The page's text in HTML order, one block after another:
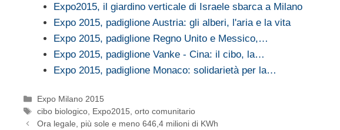
Expo2015, il giardino verticale di Israele sbarca a Milano
Expo 2015, padiglione Austria: gli alberi, l'aria e la vita
Expo 2015, padiglione Regno Unito e Messico,…
Expo 2015, padiglione Vanke - Cina: il cibo, la…
Expo 2015, padiglione Monaco: solidarietà per la…
Categorie
Expo Milano 2015
Tag
cibo biologico, Expo2015,orto comunitario
Ora legale, più sole e meno 646,4 milioni di KWh